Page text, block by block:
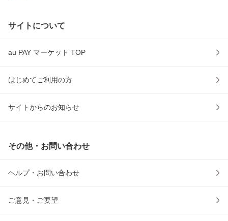
サイトについて
au PAY マーケット TOP
はじめてご利用の方
サイトからのお知らせ
その他・お問い合わせ
ヘルプ・お問い合わせ
ご意見・ご要望